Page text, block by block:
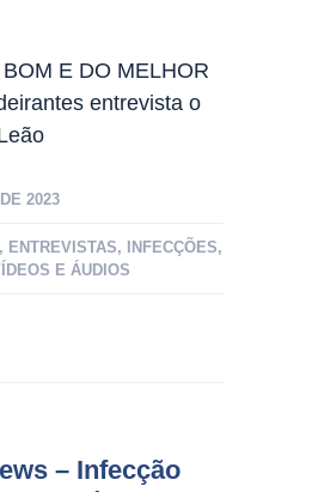
E DO MELHOR
entrevista o
2023
, ENTREVISTAS, INFECÇÕES,
E ÁUDIOS
– Infecção